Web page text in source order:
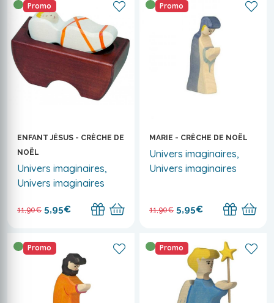
Promo
ENFANT JÉSUS - CRÈCHE DE
NOËL
Univers imaginaires,
Univers imaginaires
11,90€ 5,95€
Promo
MARIE - CRÈCHE DE NOËL
Univers imaginaires,
Univers imaginaires
11,90€ 5,95€
Promo Promo